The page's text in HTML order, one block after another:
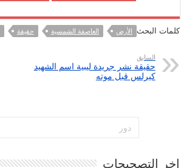
كلمات البحث الأرض العاصفة الشمسية حقيقة
السابق
حقيقة نشر جريدة ليبية اسم الشهيد
كيرلس قبل موته
اخر التصحيحات